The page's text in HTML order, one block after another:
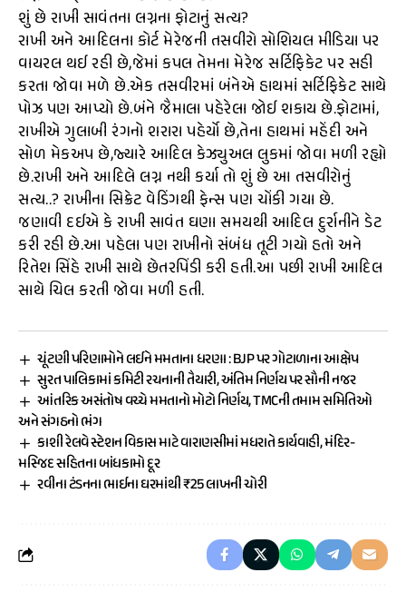
શું છે રાખી સાવંતના લગ્નના ફોટાનું સત્ય?
રાખી અને આદિલના કોર્ટ મેરેજની તસવીરો સોશિયલ મીડિયા પર
વાયરલ થઈ રહી છે,જેમાં કપલ તેમના મેરેજ સર્ટિફિકેટ પર સહી
કરતા જોવા મળે છે.એક તસવીરમાં બંનેએ હાથમાં સર્ટિફિકેટ સાથે
પોઝ પણ આપ્યો છે.બંને જૈમાલા પહેરેલા જોઈ શકાય છે.ફોટામાં,
રાખીએ ગુલાબી રંગનો શરારા પહેર્યો છે,તેના હાથમાં મહેંદી અને
સોળ મેકઅપ છે,જ્યારે આદિલ કેઝ્યુઅલ લુકમાં જોવા મળી રહ્યો
છે.રાખી અને આદિલે લગ્ન નથી કર્યા તો શું છે આ તસવીરોનું
સત્ય..? રાખીના સિક્રેટ વેડિંગથી ફેન્સ પણ ચોંકી ગયા છે.
જણાવી દઈએ કે રાખી સાવંત ઘણા સમયથી આદિલ દુર્રાનીને ડેટ
કરી રહી છે.આ પહેલા પણ રાખીનો સંબંધ તૂટી ગયો હતો અને
રિતેશ સિંહે રાખી સાથે છેતરપિંડી કરી હતી.આ પછી રાખી આદિલ
સાથે ચિલ કરતી જોવા મળી હતી.
ચૂંટણી પરિણામોને લઈને મમતાના ધરણા : BJP પર ગોટાળાના આક્ષેપ
સુરત પાલિકામાં કમિટી રચનાની તૈયારી, અંતિમ નિર્ણય પર સૌની નજર
આંતરિક અસંતોષ વચ્ચે મમતાનો મોટો નિર્ણય, TMCની તમામ સમિતિઓ
અને સંગઠનો ભંગ
કાશી રેલવે સ્ટેશન વિકાસ માટે વારાણસીમાં મધરાતે કાર્યવાહી, મંદિર-
મસ્જિદ સહિતના બાંધકામો દૂર
રવીના ટંડનના ભાઈના ઘરમાંથી ₹25 લાખની ચોરી